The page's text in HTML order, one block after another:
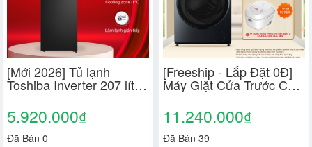
[Mới 2026] Tủ lạnh
Toshiba Inverter 207 lít
5.920.000₫
Đã Bán 0
[Freeship - Lắp Đặt 0Đ]
Máy Giặt Cửa Trước Cao
Cấp Toshiba Inverter
10.5 Kg TW-
T25BZU115MWV(MG) -
Tự Phân Bổ Nước Giặt
11.240.000₫
Đã Bán 39